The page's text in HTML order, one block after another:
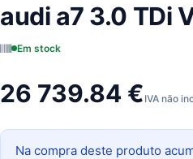
audi a7 3.0 TDi
Em stock
26 739.84 € IVA não
Na compra deste produto